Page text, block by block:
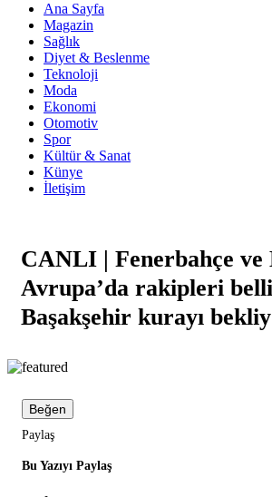
Ana Sayfa
Magazin
Sağlık
Diyet & Beslenme
Teknoloji
Moda
Ekonomi
Otomotiv
Spor
Kültür & Sanat
Künye
İletişim
CANLI | Fenerbahçe ve
Avrupa’da rakipleri
Başakşehir kurayı
Beğen
Paylaş
Bu Yazıyı Paylaş